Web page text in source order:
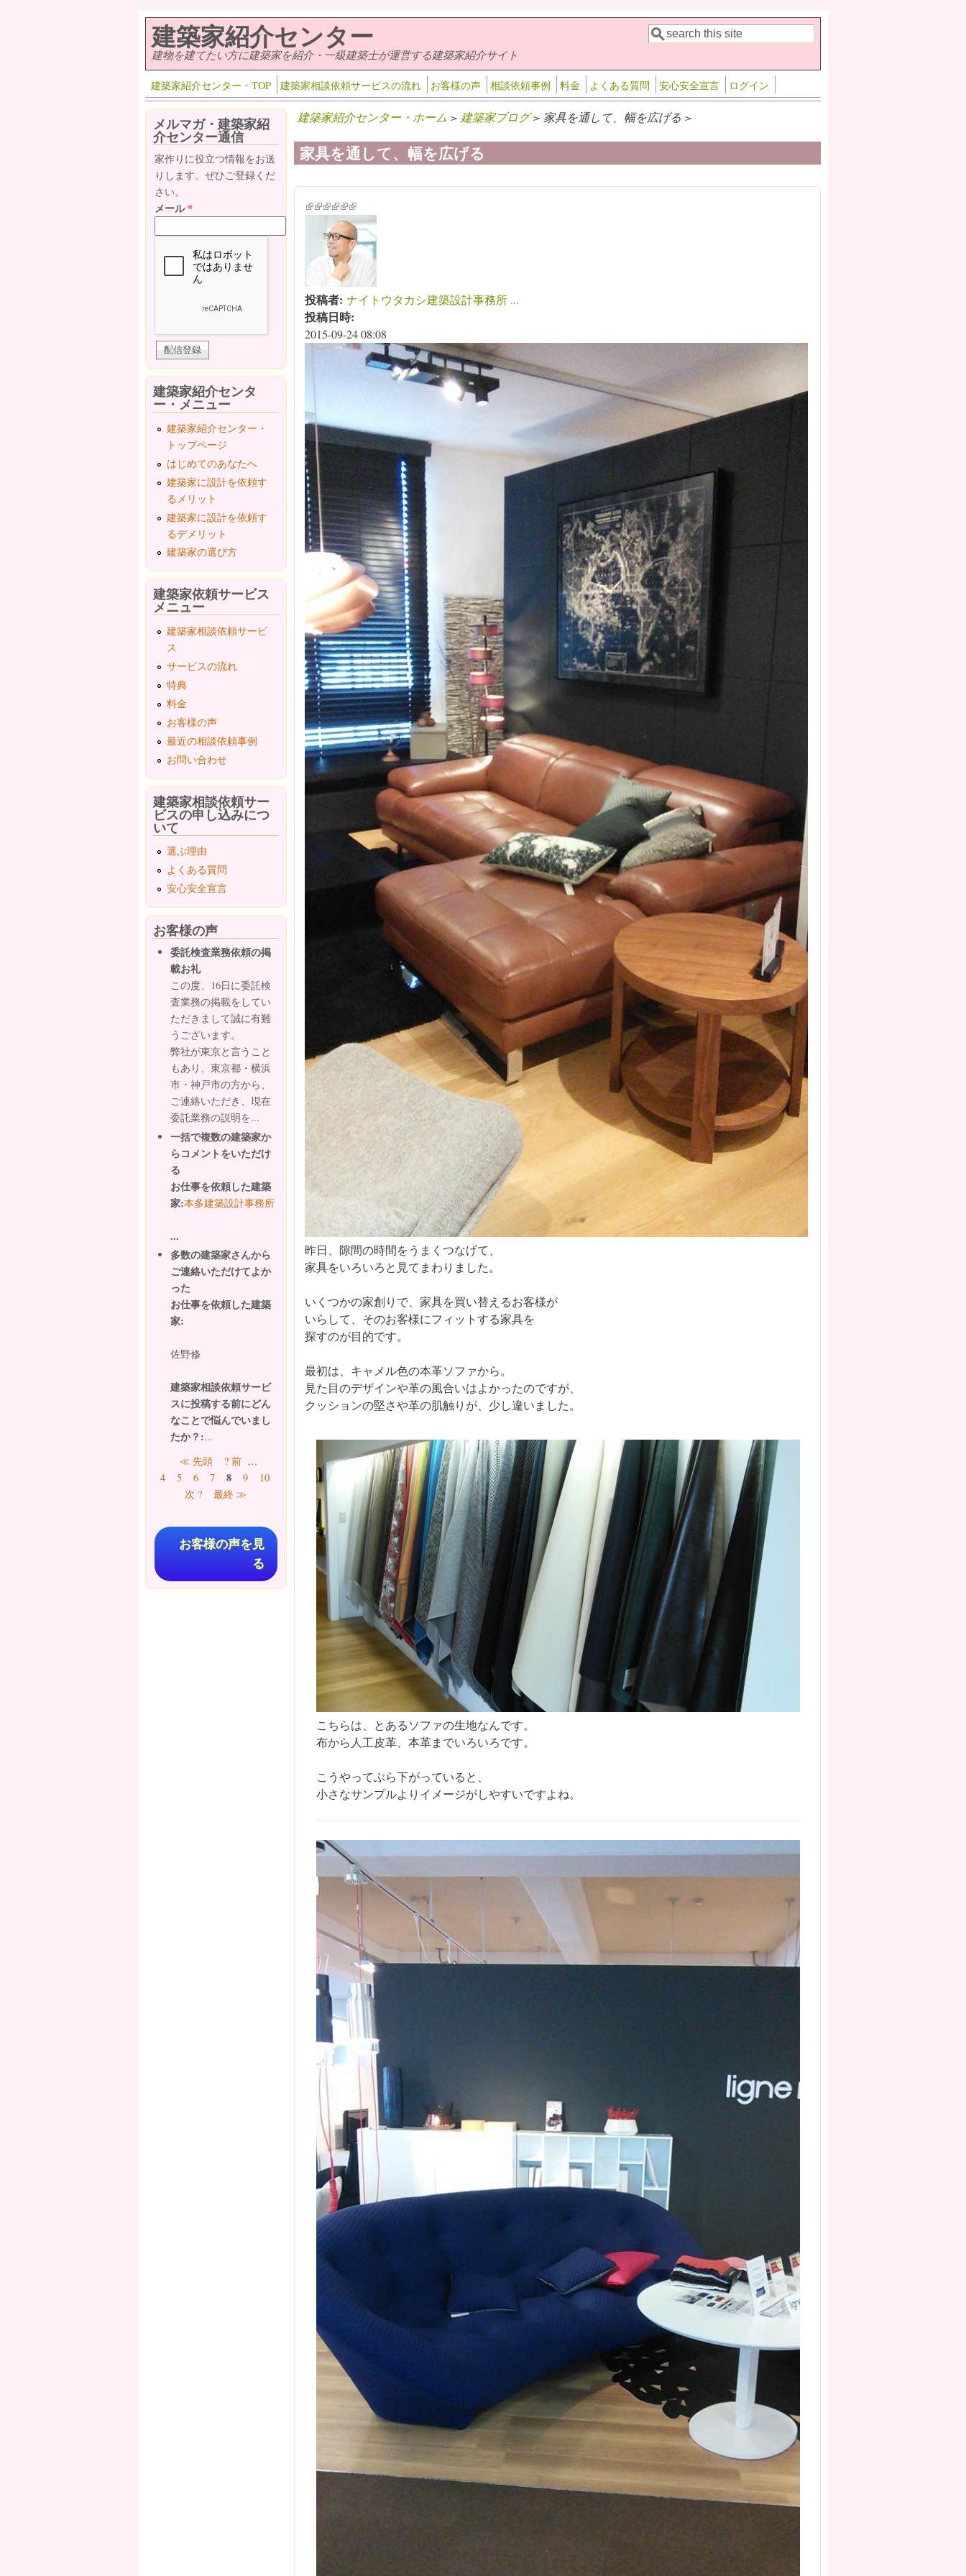
建築家紹介センター
建物を建てたい方に建築家を紹介・一級建築士が運営する建築家紹介サイト 検索フォーム
検索
建築家紹介センター・TOP 建築家相談依頼サービスの流れ お客様の声 相談依頼事例 料金 よくある質問 安心安全宣言 ログイン
建築家紹介センター・ホーム > 建築家ブログ> 家具を通して、幅を広げる >
家具を通して、幅を広げる
(link is external)
(link is external)
(link is external)
(link is external)
(link is external)
(link is external)
投稿者: ナイトウタカシ建築設計事務所 ...
投稿日時:
2015-09-24 08:08
昨日、隙間の時間をうまくつなげて、
家具をいろいろと見てまわりました。
いくつかの家創りで、家具を買い替えるお客様が
いらして、そのお客様にフィットする家具を
探すのが目的です。
最初は、キャメル色の本革ソファから。
見た目のデザインや革の風合いはよかったのですが、
クッションの堅さや革の肌触りが、少し違いました。
こちらは、とあるソファの生地なんです。
布から人工皮革、本革までいろいろです。
こうやってぶら下がっていると、
小さなサンプルよりイメージがしやすいですよね。
メルマガ・建築家紹
介センター通信
家作りに役立つ情報をお送
りします。ぜひご登録くだ
さい。
メール*
建築家紹介センタ
ー・メニュー
建築家紹介センター・
トップページ
はじめてのあなたへ
建築家に設計を依頼す
るメリット
建築家に設計を依頼す
るデメリット
建築家の選び方
建築家依頼サービス
メニュー
建築家相談依頼サービ
ス
サービスの流れ
特典
料金
お客様の声
最近の相談依頼事例
お問い合わせ
建築家相談依頼サー
ビスの申し込みにつ
いて
選ぶ理由
よくある質問
安心安全宣言
お客様の声
委託検査業務依頼の掲
載お礼
この度、16日に委託検
査業務の掲載をしてい
ただきまして誠に有難
うございます。
弊社が東京と言うこと
もあり、東京都・横浜
市・神戸市の方から、
ご連絡いただき、現在
委託業務の説明を...
一括で複数の建築家か
らコメントをいただけ
る
お仕事を依頼した建築
家:本多建築設計事務所
...
多数の建築家さんから
ご連絡いただけてよか
った
お仕事を依頼した建築
家:
佐野修
建築家相談依頼サービ
スに投稿する前にどん
なことで悩んでいまし
たか？:...
ページ≪ 先頭 ? 前 …
4
5 6 7 8 9 10
…
次 ?
最終 ≫
お客様の声を見
る